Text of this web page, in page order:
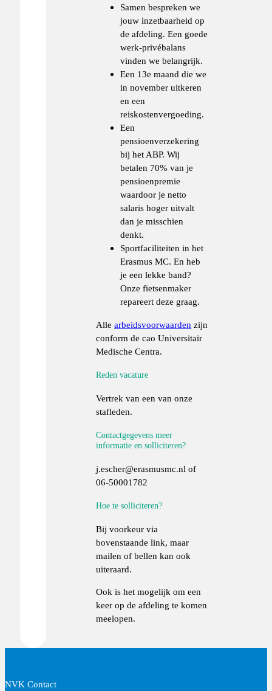
Samen bespreken we
jouw inzetbaarheid op
de afdeling. Een goede
werk-privébalans
vinden we belangrijk.
Een 13e maand die we
in november uitkeren
en een
reiskostenvergoeding.
Een
pensioenverzekering
bij het ABP. Wij
betalen 70% van je
pensioenpremie
waardoor je netto
salaris hoger uitvalt
dan je misschien
denkt.
Sportfaciliteiten in het
Erasmus MC. En heb
je een lekke band?
Onze fietsenmaker
repareert deze graag.
Allearbeidsvoorwaarden zijn
conform de cao Universitair
Medische Centra.
Reden vacature
Vertrek van een van onze
stafleden.
Contactgegevens meer
informatie en solliciteren?
j.escher@erasmusmc.nl of
06-50001782
Hoe te solliciteren?
Bij voorkeur via
bovenstaande link, maar
mailen of bellen kan ook
uiteraard.
Ook is het mogelijk om een
keer op de afdeling te komen
meelopen.
NVK Contact